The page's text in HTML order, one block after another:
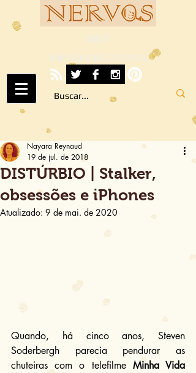
NERVOS
A ARTE SOB TODOS OS SENTIDOS
DISTÚRBIO | Stalker,
obsessões e iPhones
Nayara Reynaud
19 de jul. de 2018
Atualizado: 9 de mai. de 2020
Quando, há cinco anos, Steven
Soderbergh parecia pendurar as
chuteiras com o telefilme Minha Vida